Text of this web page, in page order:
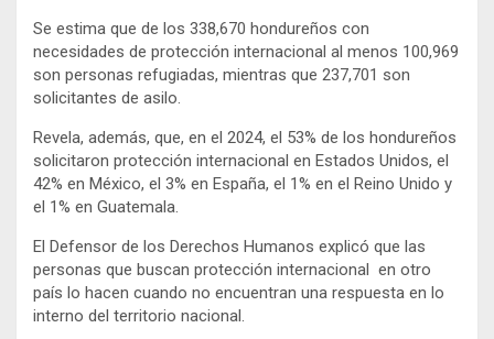
Se estima que de los 338,670 hondureños con
necesidades de protección internacional al menos 100,969
son personas refugiadas, mientras que 237,701 son
solicitantes de asilo.
Revela, además, que, en el 2024, el 53% de los hondureños
solicitaron protección internacional en Estados Unidos, el
42% en México, el 3% en España, el 1% en el Reino Unido y
el 1% en Guatemala.
El Defensor de los Derechos Humanos explicó que las
personas que buscan protección internacional en otro
país lo hacen cuando no encuentran una respuesta en lo
interno del territorio nacional.